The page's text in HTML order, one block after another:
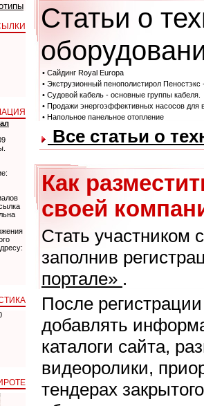
Статьи о
• Сайдинг Royal Europa
• Экструзионный пенополистирол
• Судовой кабель - основные группы кабеля.
• Продажи энергоэффективных насосов для
• Напольное панельное отопление
Все статьи о
Как
своей
Стать участником
заполнив
портале» .
После
добавлять
каталоги сайта,
видеоролики,
тендерах